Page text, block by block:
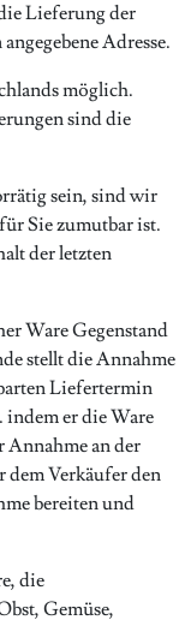
Lieferung der
Adresse.
möglich.
sind die
sein, sind wir
Sie zumutbar ist.
der letzten
Ware Gegenstand
stellt die Annahme
Liefertermin
indem er die Ware
Annahme an der
dem Verkäufer den
bereiten und
die
Gemüse,